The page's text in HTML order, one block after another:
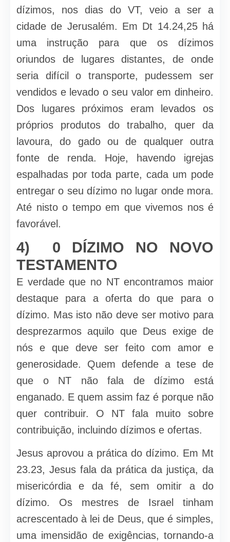
dízimos, nos dias do VT, veio a ser a
cidade de Jerusalém. Em Dt 14.24,25 há
uma instrução para que os dízimos
oriundos de lugares distantes, de onde
seria difícil o transporte, pudessem ser
vendidos e levado o seu valor em dinheiro.
Dos lugares próximos eram levados os
próprios produtos do trabalho, quer da
lavoura, do gado ou de qualquer outra
fonte de renda. Hoje, havendo igrejas
espalhadas por toda parte, cada um pode
entregar o seu dízimo no lugar onde mora.
Até nisto o tempo em que vivemos nos é
favorável.
4) 0 DÍZIMO NO NOVO
TESTAMENTO
E verdade que no NT encontramos maior
destaque para a oferta do que para o
dízimo. Mas isto não deve ser motivo para
desprezarmos aquilo que Deus exige de
nós e que deve ser feito com amor e
generosidade. Quem defende a tese de
que o NT não fala de dízimo está
enganado. E quem assim faz é porque não
quer contribuir. O NT fala muito sobre
contribuição, incluindo dízimos e ofertas.
Jesus aprovou a prática do dízimo. Em Mt
23.23, Jesus fala da prática da justiça, da
misericórdia e da fé, sem omitir a do
dízimo. Os mestres de Israel tinham
acrescentado à lei de Deus, que é simples,
uma imensidão de exigên­cias, tornando-a